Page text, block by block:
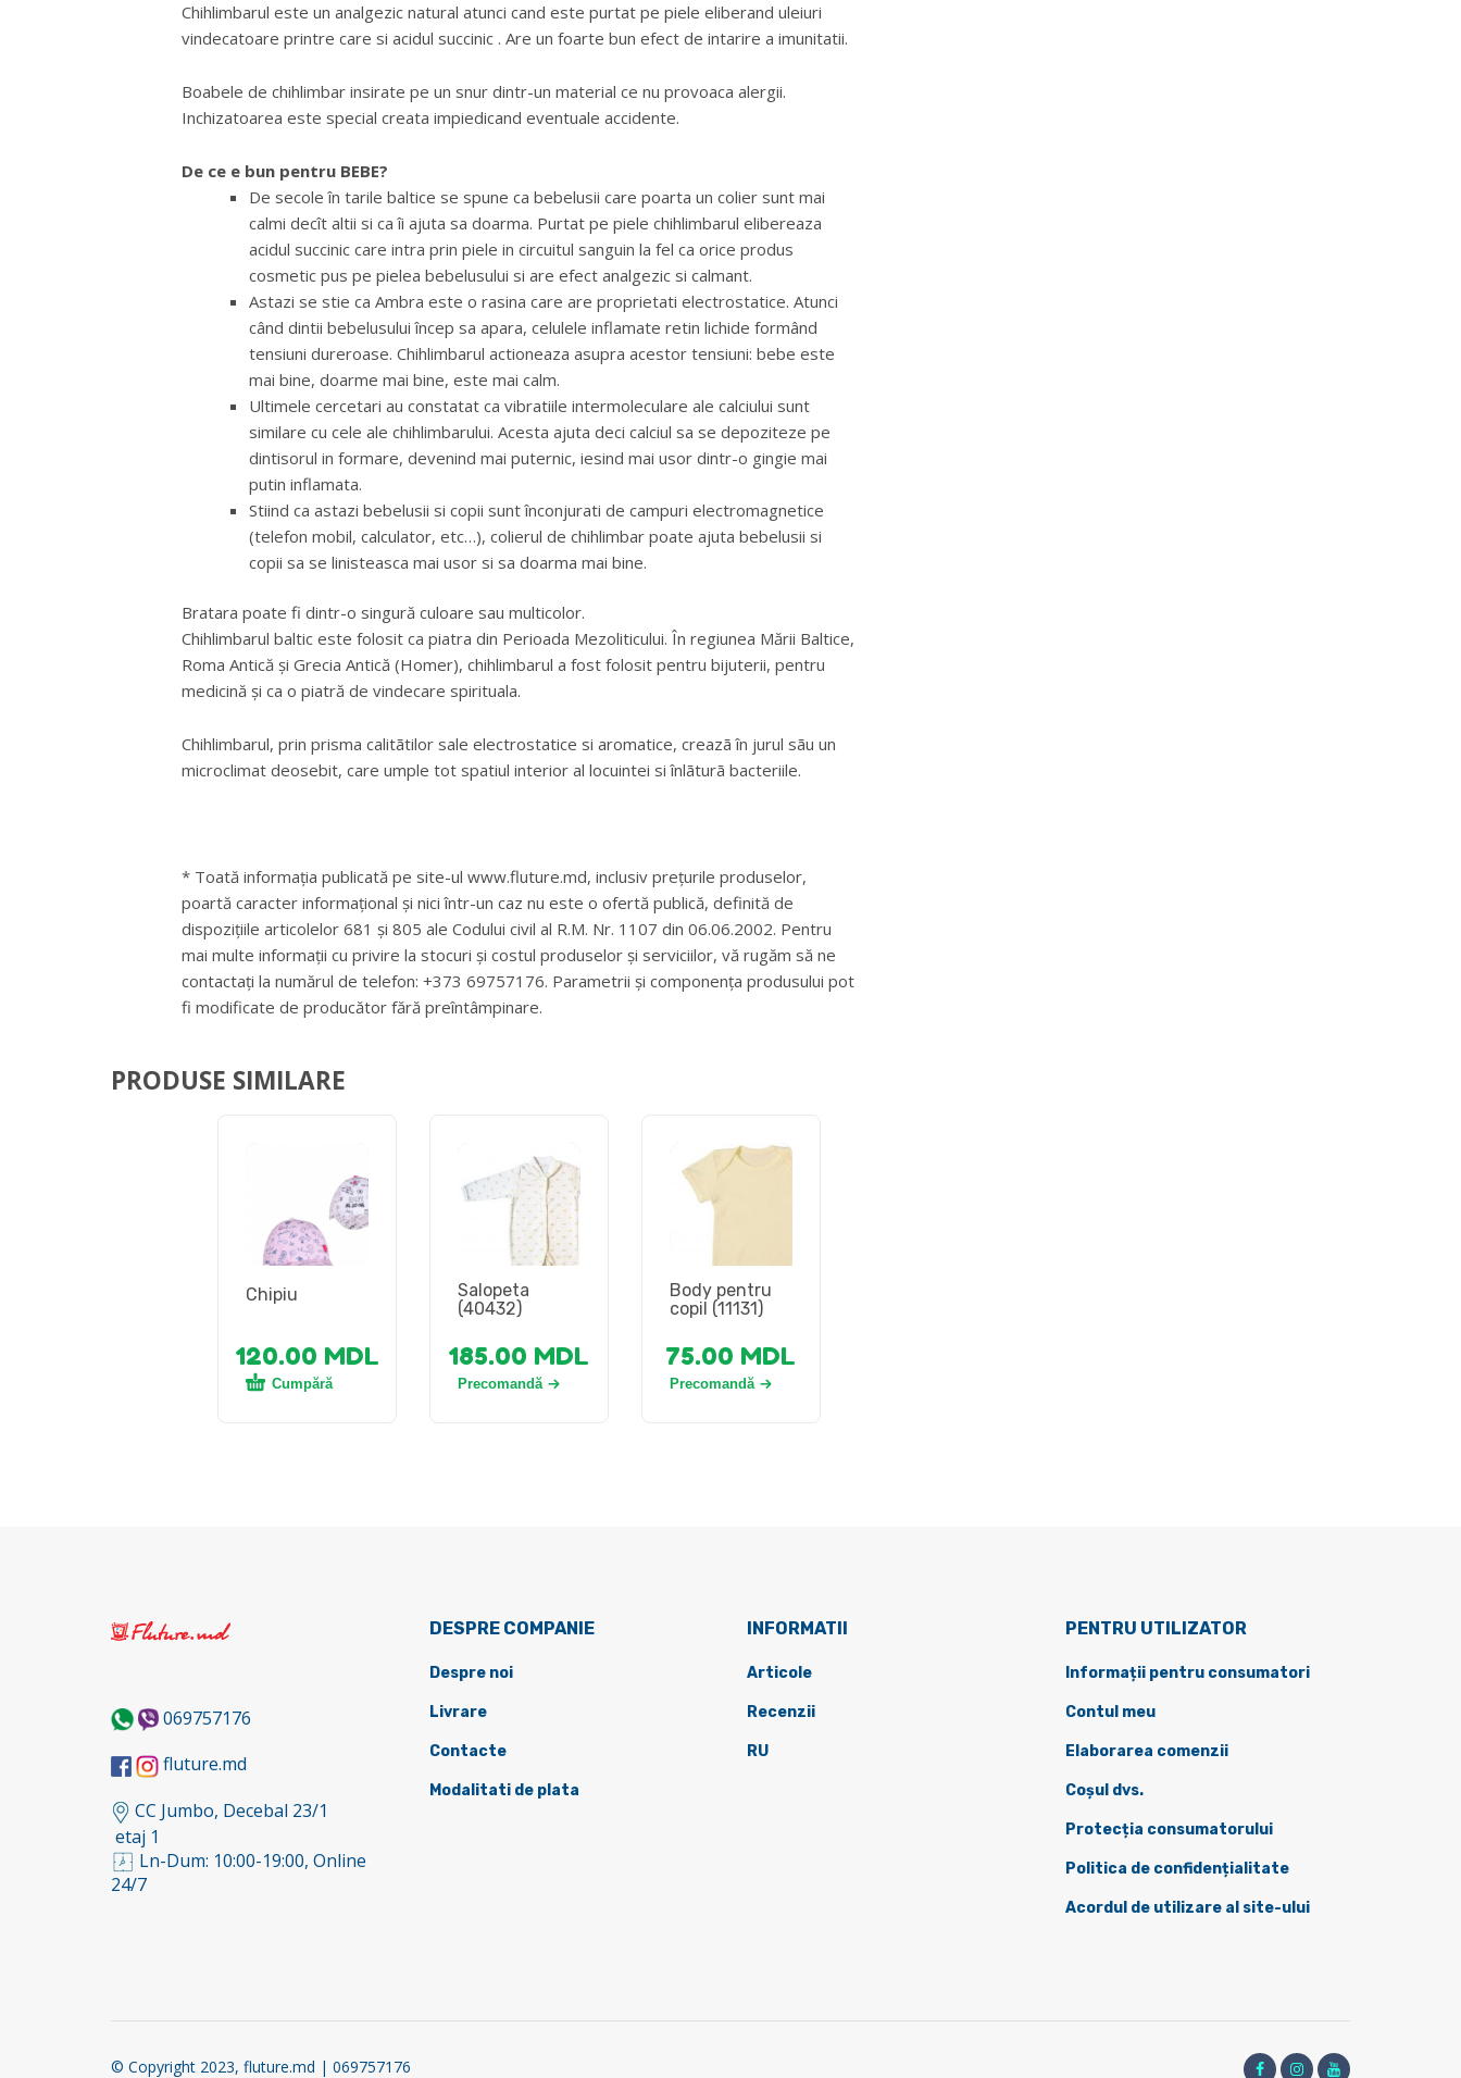
Chihlimbarul este un analgezic natural atunci cand este purtat pe piele eliberand uleiuri
vindecatoare printre care si acidul succinic . Are un foarte bun efect de intarire a imunitatii.
Boabele de chihlimbar insirate pe un snur dintr-un material ce nu provoaca alergii.
Inchizatoarea este special creata impiedicand eventuale accidente.
De ce e bun pentru BEBE?
De secole în tarile baltice se spune ca bebelusii care poarta un colier sunt mai
calmi decît altii si ca îi ajuta sa doarma. Purtat pe piele chihlimbarul elibereaza
acidul succinic care intra prin piele in circuitul sanguin la fel ca orice produs
cosmetic pus pe pielea bebelusului si are efect analgezic si calmant.
Astazi se stie ca Ambra este o rasina care are proprietati electrostatice. Atunci
când dintii bebelusului încep sa apara, celulele inflamate retin lichide formând
tensiuni dureroase. Chihlimbarul actioneaza asupra acestor tensiuni: bebe este
mai bine, doarme mai bine, este mai calm.
Ultimele cercetari au constatat ca vibratiile intermoleculare ale calciului sunt
similare cu cele ale chihlimbarului. Acesta ajuta deci calciul sa se depoziteze pe
dintisorul in formare, devenind mai puternic, iesind mai usor dintr-o gingie mai
putin inflamata.
Stiind ca astazi bebelusii si copii sunt înconjurati de campuri electromagnetice
(telefon mobil, calculator, etc…), colierul de chihlimbar poate ajuta bebelusii si
copii sa se linisteasca mai usor si sa doarma mai bine.
Bratara poate fi dintr-o singură culoare sau multicolor.
Chihlimbarul baltic este folosit ca piatra din Perioada Mezoliticului. În regiunea Mării Baltice,
Roma Antică şi Grecia Antică (Homer), chihlimbarul a fost folosit pentru bijuterii, pentru
medicină şi ca o piatră de vindecare spirituala.
Chihlimbarul, prin prisma calitãtilor sale electrostatice si aromatice, creazã în jurul sãu un
microclimat deosebit, care umple tot spatiul interior al locuintei si înlãturã bacteriile.
* Toată informația publicată pe site-ul www.fluture.md, inclusiv prețurile produselor,
poartă caracter informațional și nici într-un caz nu este o ofertă publică, definită de
dispozițiile articolelor 681 și 805 ale Codului civil al R.M. Nr. 1107 din 06.06.2002. Pentru
mai multe informații cu privire la stocuri și costul produselor și serviciilor, vă rugăm să ne
contactați la numărul de telefon: +373 69757176. Parametrii și componența produsului pot
fi modificate de producător fără preîntâmpinare.
PRODUSE SIMILARE
Chipiu
120.00 MDL
Cumpără
Salopeta
(40432)
185.00 MDL
Precomandă
Body pentru
copil (11131)
75.00 MDL
Precomandă
069757176
fluture.md
CC Jumbo, Decebal 23/1
etaj 1
Ln-Dum: 10:00-19:00, Online
24/7
DESPRE COMPANIE
Despre noi
Livrare
Contacte
Modalitati de plata
INFORMATII
Articole
Recenzii
RU
PENTRU UTILIZATOR
Informații pentru consumatori
Contul meu
Elaborarea comenzii
Coșul dvs.
Protecția consumatorului
Politica de confidențialitate
Acordul de utilizare al site-ului
© Copyright 2023, fluture.md | 069757176